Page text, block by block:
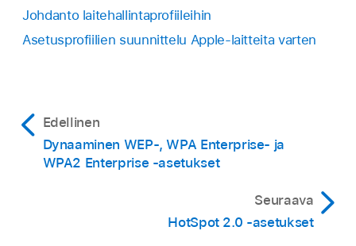
Johdanto laitehallintaprofiileihin
Asetusprofiilien suunnittelu Apple-laitteita varten
Edellinen
Dynaaminen WEP-, WPA Enterprise- ja
WPA2 Enterprise -asetukset
Seuraava
HotSpot 2.0 ‑asetukset